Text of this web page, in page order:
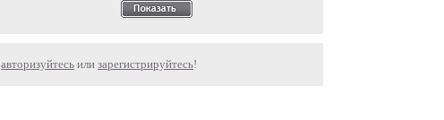
авторизуйтесь или зарегистрируйтесь!